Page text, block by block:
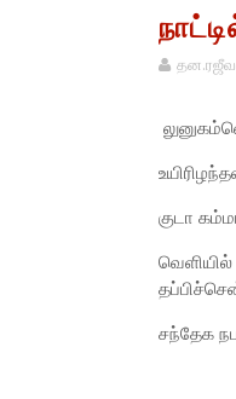
குடா
வெளியில்
சந்தேக